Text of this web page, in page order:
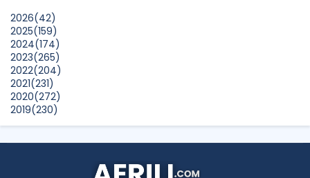
2026(42)
2025(159)
2024(174)
2023(265)
2022(204)
2021(231)
2020(272)
2019(230)
2018(496)